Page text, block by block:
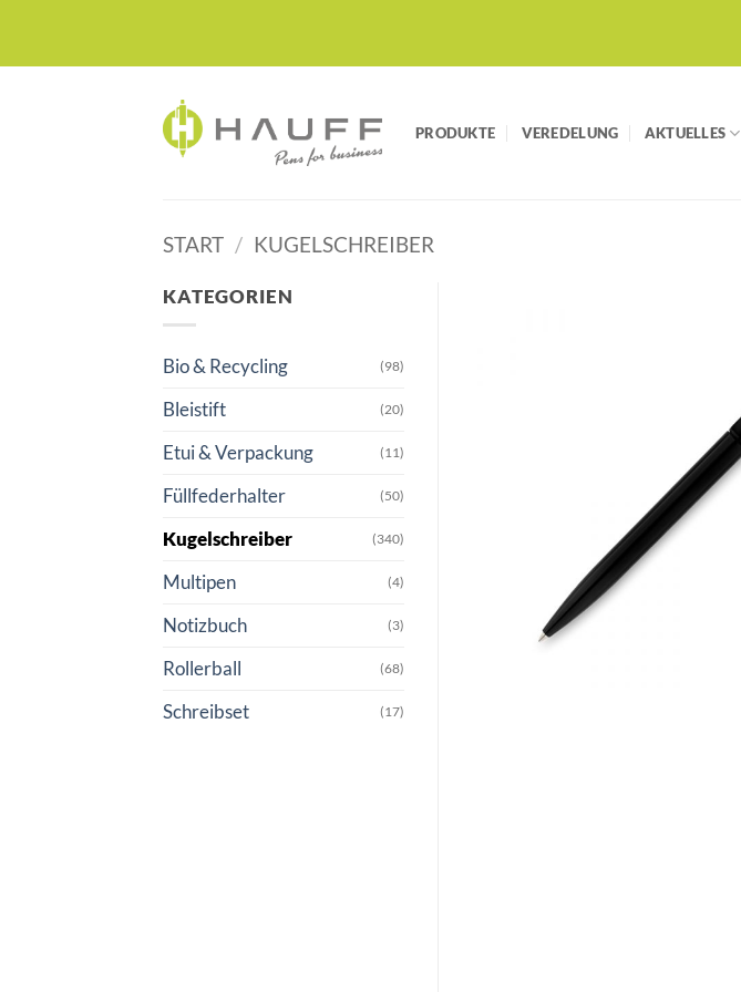
springen
PRODUKTE VEREDELUNG AKTUELLES
START / KUGELSCHREIBER
KATEGORIEN
Bio & Recycling (98)
Bleistift (20)
Etui & Verpackung (11)
Füllfederhalter (50)
Kugelschreiber (340)
Multipen (4)
Notizbuch (3)
Rollerball (68)
Schreibset (17)